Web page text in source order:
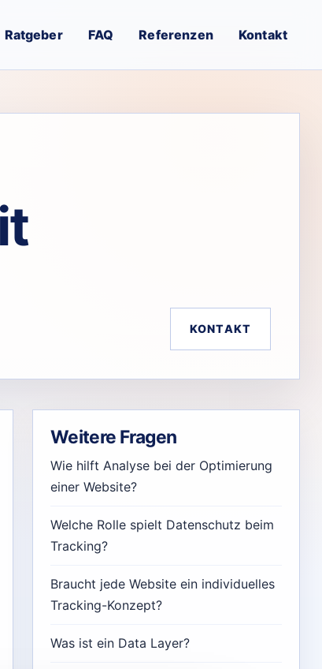
Ratgeber FAQ Referenzen Kontakt
KONTAKT
Weitere Fragen
Wie hilft Analyse bei der Optimierung
einer Website?
Welche Rolle spielt Datenschutz beim
Tracking?
Braucht jede Website ein individuelles
Tracking-Konzept?
Was ist ein Data Layer?